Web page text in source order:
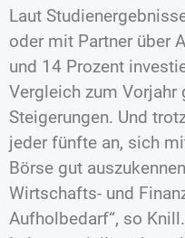
Laut
oder mit Partner über
und 14 Prozent
Vergleich zum
Steigerungen. Und
jeder fünfte an, sich
Börse gut
Wirtschafts- und
Aufholbedarf“, so